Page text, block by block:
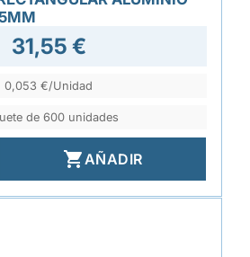
31,55 €
0,053 €/Unidad
de 600 unidades
AÑADIR